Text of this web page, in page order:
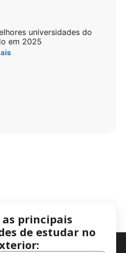
universidades do
em 2025
as principais
de estudar no